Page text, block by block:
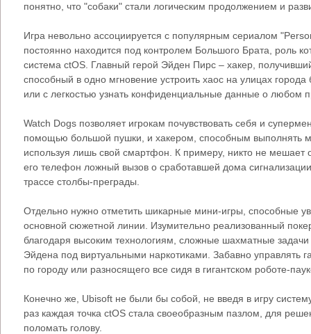
понятно, что "собаки" стали логическим продолжением и
Игра невольно ассоциируется с популярным сериалом
постоянно находится под контролем Большого Брата, роль
система ctOS. Главный герой Эйден Пирс – хакер,
способный в одно мгновение устроить хаос на улицах
или с легкостью узнать конфиденциальные данные о любом
Watch Dogs позволяет игрокам почувствовать себя и
помощью большой пушки, и хакером, способным выполнять
используя лишь свой смартфон. К примеру, никто не мешает
его телефон ложный вызов о сработавшей дома
трассе столбы-преграды.
Отдельно нужно отметить шикарные мини-игры, способные
основной сюжетной линии. Изумительно реализованный
благодаря высоким технологиям, сложные шахматные
Эйдена под виртуальными наркотиками. Забавно управлять
по городу или разносящего все сидя в гигантском роботе-
Конечно же, Ubisoft не были бы собой, не введя в игру
раз каждая точка ctOS стала своеобразным пазлом, для
поломать голову.